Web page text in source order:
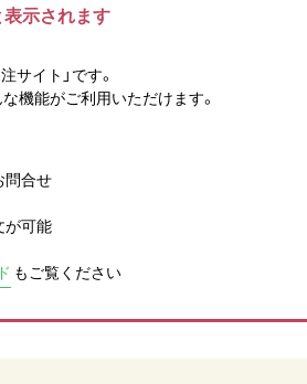
表示されます
サイト」です。
機能がご利用いただけます。
問合せ
が可能
もご覧ください